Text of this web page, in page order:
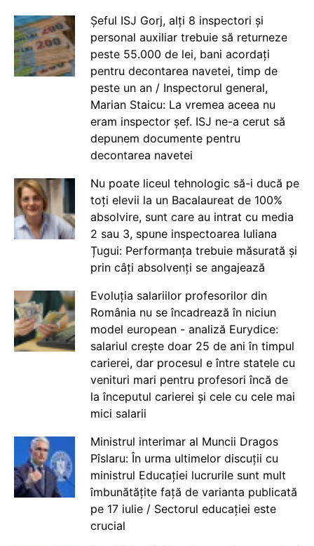
Șeful ISJ Gorj, alți 8 inspectori și
personal auxiliar trebuie să returneze
peste 55.000 de lei, bani acordați
pentru decontarea navetei, timp de
peste un an / Inspectorul general,
Marian Staicu: La vremea aceea nu
eram inspector șef. ISJ ne-a cerut să
depunem documente pentru
decontarea navetei
Nu poate liceul tehnologic să-i ducă pe
toți elevii la un Bacalaureat de 100%
absolvire, sunt care au intrat cu media
2 sau 3, spune inspectoarea Iuliana
Țugui: Performanța trebuie măsurată și
prin câți absolvenți se angajează
Evoluția salariilor profesorilor din
România nu se încadrează în niciun
model european - analiză Eurydice:
salariul crește doar 25 de ani în timpul
carierei, dar procesul e între statele cu
venituri mari pentru profesori încă de
la începutul carierei și cele cu cele mai
mici salarii
Ministrul interimar al Muncii Dragos
Pîslaru: În urma ultimelor discuții cu
ministrul Educației lucrurile sunt mult
îmbunătățite față de varianta publicată
pe 17 iulie / Sectorul educației este
crucial